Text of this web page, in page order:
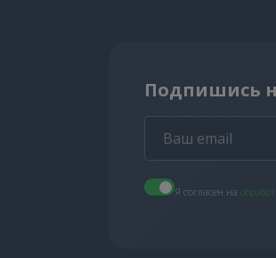
Подпишись
Я согласен на